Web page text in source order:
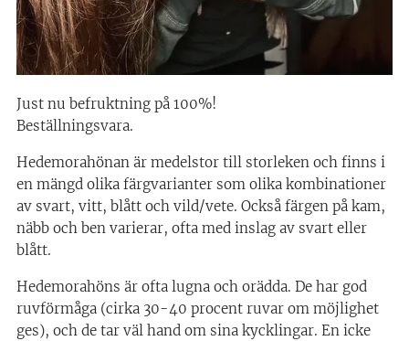
Just nu befruktning på 100%!
Beställningsvara.
Hedemorahönan är medelstor till storleken och finns i
en mängd olika färgvarianter som olika kombinationer
av svart, vitt, blått och vild/vete. Också färgen på kam,
näbb och ben varierar, ofta med inslag av svart eller
blått.
Hedemorahöns är ofta lugna och orädda. De har god
ruvförmåga (cirka 30-40 procent ruvar om möjlighet
ges), och de tar väl hand om sina kycklingar. En icke